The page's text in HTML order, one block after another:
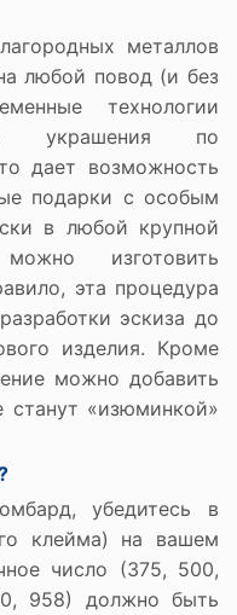
металлов
любой повод (и без
технологии
украшения по
дает возможность
подарки с особым
в любой крупной
изготовить
эта процедура
эскиза до
изделия. Кроме
можно добавить
станут «изюминкой»
убедитесь в
клейма) на вашем
число (375, 500,
958) должно быть